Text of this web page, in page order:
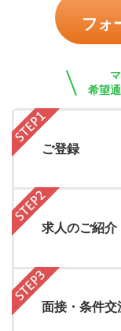
フォ
希望
ご登録
求人のご紹介
面接・条件交